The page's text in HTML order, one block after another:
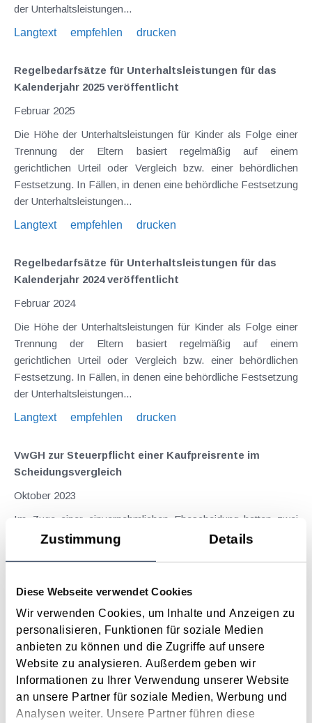
Zustimmung Details
Diese Webseite verwendet Cookies
Wir verwenden Cookies, um Inhalte und Anzeigen zu
personalisieren, Funktionen für soziale Medien
anbieten zu können und die Zugriffe auf unsere
Website zu analysieren. Außerdem geben wir
Informationen zu Ihrer Verwendung unserer Website
an unsere Partner für soziale Medien, Werbung und
Analysen weiter. Unsere Partner führen diese
der Unterhaltsleistungen...
Langtext
empfehlen drucken
Regelbedarfsätze für Unterhaltsleistungen für das
Kalenderjahr 2025 veröffentlicht
Februar 2025
Die Höhe der Unterhaltsleistungen für Kinder als Folge einer
Trennung der Eltern basiert regelmäßig auf einem
gerichtlichen Urteil oder Vergleich bzw. einer behördlichen
Festsetzung. In Fällen, in denen eine behördliche Festsetzung
der Unterhaltsleistungen...
Langtext
empfehlen drucken
Regelbedarfsätze für Unterhaltsleistungen für das
Kalenderjahr 2024 veröffentlicht
Februar 2024
Die Höhe der Unterhaltsleistungen für Kinder als Folge einer
Trennung der Eltern basiert regelmäßig auf einem
gerichtlichen Urteil oder Vergleich bzw. einer behördlichen
Festsetzung. In Fällen, in denen eine behördliche Festsetzung
der Unterhaltsleistungen...
Langtext
empfehlen drucken
VwGH zur Steuerpflicht einer Kaufpreisrente im
Scheidungsvergleich
Oktober 2023
Im Zuge einer einvernehmlichen Ehescheidung hatten zwei
Eheleute eine Vereinbarung über die Unterhaltspflichten und
der Frau übergehen, wobei die Frau eine...
Langtext
empfehlen drucken
Regelbedarfsätze für Unterhaltsleistungen für das
Kalenderjahr 2023 veröffentlicht
Februar 2023
Die Höhe der Unterhaltsleistungen für Kinder als Folge einer